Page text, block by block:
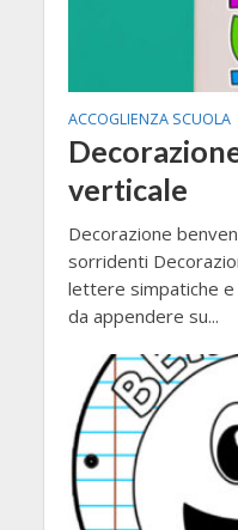
ACCOGLIENZA SCUOLA
verticale
Decorazione
sorridenti
lettere simpatiche
da appendere su...